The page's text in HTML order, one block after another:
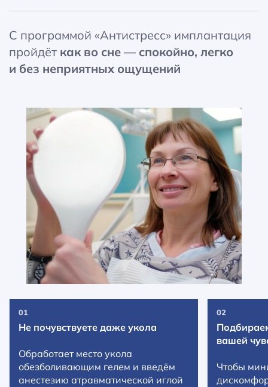
С программой «Антистресс» имплантация
пройдёт как во сне — спокойно, легко
и без неприятных ощущений
01
Не почувствуете даже укола
Обработает место укола
обезболивающим гелем и введём
анестезию атравматической иглой
02
вашей
Чтобы